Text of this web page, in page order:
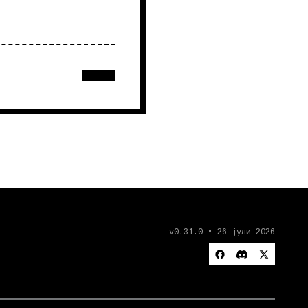
v0.31.0 • 26 јули 2026